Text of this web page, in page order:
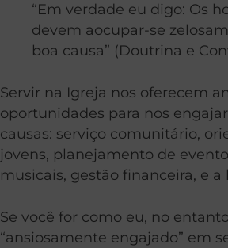
“Em verdade eu digo: Os
devem aocupar-se
boa causa” (Doutrina e
Servir na Igreja nos oferecem
oportunidades para nos
causas: serviço comunitário,
jovens, planejamento de
musicais, gestão financeira, e
Se você for como eu, no
“ansiosamente engajado” em